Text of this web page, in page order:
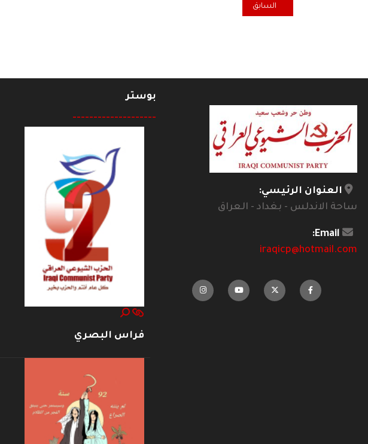
المقال السابق: تك تك تك
السابق
العنوان الرئيسي:
ساحة الاندلس - بغداد - العراق
Email:
iraqicp@hotmail.com
بوستر
--------------------
فراس البصري